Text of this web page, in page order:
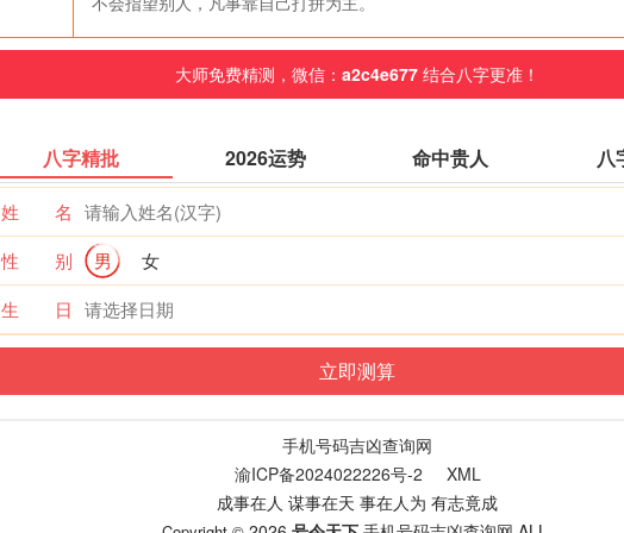
大师免费精测，微信： a2c4e677 结合八字更准！
八字精批 2026运势 命中贵人 八
姓 名
性 别
男
女
生 日
手机号码吉凶查询网
渝ICP备2024022226号-2
XML
成事在人 谋事在天 事在人为 有志竟成